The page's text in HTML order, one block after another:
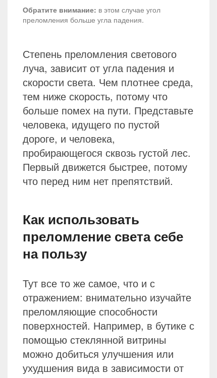
Обратите внимание: в этом случае угол
преломления больше угла падения.
Степень преломления светового
луча, зависит от угла падения и
скорости света. Чем плотнее среда,
тем ниже скорость, потому что
больше помех на пути. Представьте
человека, идущего по пустой
дороге, и человека,
пробирающегося сквозь густой лес.
Первый движется быстрее, потому
что перед ним нет препятствий.
Как использовать
преломление света себе
на пользу
Тут все то же самое, что и с
отражением: внимательно изучайте
преломляющие способности
поверхностей. Например, в бутике с
помощью стеклянной витрины
можно добиться улучшения или
ухудшения вида в зависимости от